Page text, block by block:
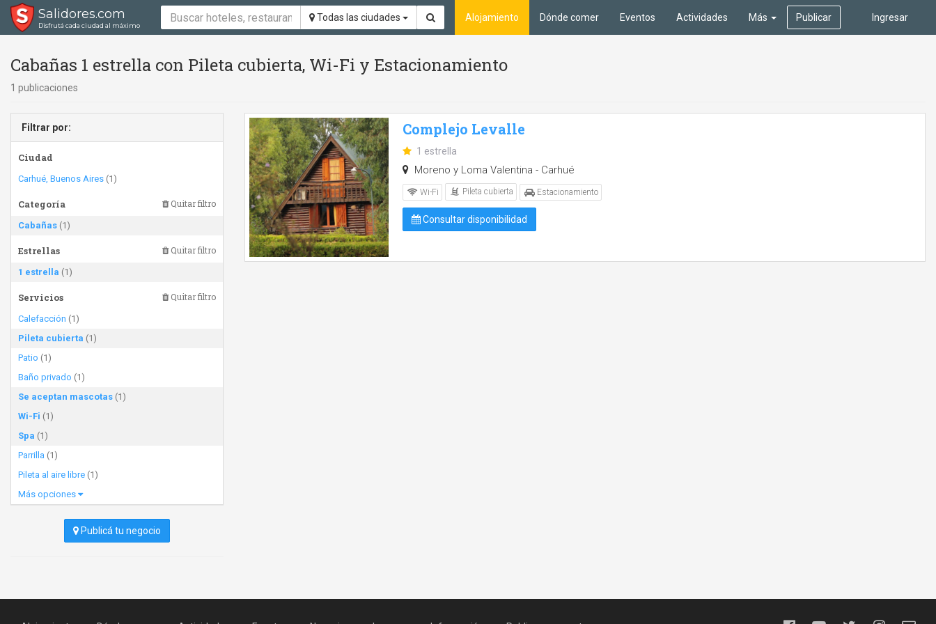
Salidores.com
Disfrutá cada ciudad al máximo
Todas las ciudades Ingresar
Alojamiento Dónde comer Eventos Actividades Más Publicar
Cabañas 1 estrella con Pileta cubierta, Wi-Fi y Estacionamiento
1 publicaciones
Filtrar por:
Ciudad
Carhué, Buenos Aires (1)
Categoría Quitar filtro
Cabañas (1)
Estrellas Quitar filtro
1 estrella (1)
Servicios Quitar filtro
Calefacción (1)
Pileta cubierta (1)
Patio (1)
Baño privado (1)
Se aceptan mascotas (1)
Wi-Fi (1)
Spa (1)
Parrilla (1)
Pileta al aire libre (1)
Más opciones
Publicá tu negocio
Complejo Levalle
1 estrella
Moreno y Loma Valentina - Carhué
Wi-Fi Pileta cubierta Estacionamiento
Consultar disponibilidad